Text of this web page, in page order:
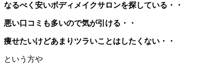
なるべく安いボディメイクサロンを探している・・
悪い口コミも多いので気が引ける・・
痩せたいけどあまりツラいことはしたくない・・
という方や